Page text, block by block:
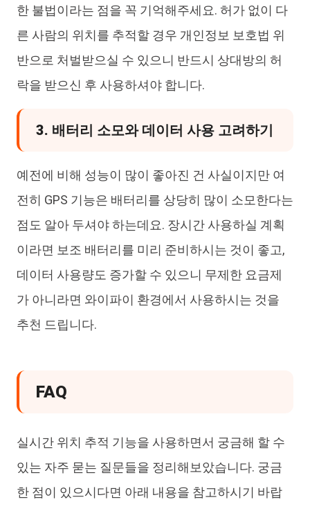
한 불법이라는 점을 꼭 기억해주세요. 허가 없이 다
른 사람의 위치를 추적할 경우 개인정보 보호법 위
반으로 처벌받으실 수 있으니 반드시 상대방의 허
락을 받으신 후 사용하셔야 합니다.
3. 배터리 소모와 데이터 사용 고려하기
예전에 비해 성능이 많이 좋아진 건 사실이지만 여
전히 GPS 기능은 배터리를 상당히 많이 소모한다는
점도 알아 두셔야 하는데요. 장시간 사용하실 계획
이라면 보조 배터리를 미리 준비하시는 것이 좋고,
데이터 사용량도 증가할 수 있으니 무제한 요금제
가 아니라면 와이파이 환경에서 사용하시는 것을
추천 드립니다.
FAQ
실시간 위치 추적 기능을 사용하면서 궁금해 할 수
있는 자주 묻는 질문들을 정리해보았습니다. 궁금
한 점이 있으시다면 아래 내용을 참고하시기 바랍